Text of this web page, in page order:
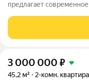
предлагает
жизни. Во дворе
площадки и выполнено
3 000 000 ₽
45,2 м² 2-комн. квартира